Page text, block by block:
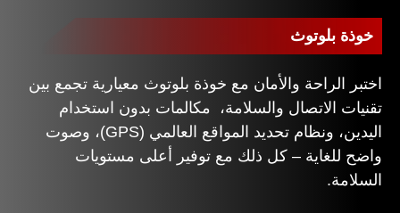
خوذة بلوتوث
اختبر الراحة والأمان مع خوذة بلوتوث معيارية تجمع بين
تقنيات الاتصال والسلامة، مكالمات بدون استخدام
اليدين، ونظام تحديد المواقع العالمي (GPS)، وصوت
واضح للغاية – كل ذلك مع توفير أعلى مستويات
السلامة.